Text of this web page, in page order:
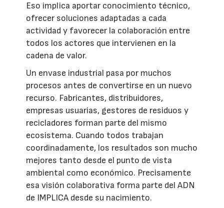
Eso implica aportar conocimiento técnico,
ofrecer soluciones adaptadas a cada
actividad y favorecer la colaboración entre
todos los actores que intervienen en la
cadena de valor.
Un envase industrial pasa por muchos
procesos antes de convertirse en un nuevo
recurso. Fabricantes, distribuidores,
empresas usuarias, gestores de residuos y
recicladores forman parte del mismo
ecosistema. Cuando todos trabajan
coordinadamente, los resultados son mucho
mejores tanto desde el punto de vista
ambiental como económico. Precisamente
esa visión colaborativa forma parte del ADN
de IMPLICA desde su nacimiento.